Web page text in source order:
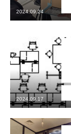
2024.09.24
2024.09.17